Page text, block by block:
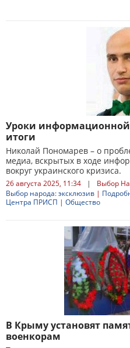
Уроки
итоги
Николай Пономарев – о
медиа, вскрытых в ходе
вокруг украинского кризиса.
26 августа 2025, 11:34 |
Выбор
Выбор народа: эксклюзив |
Центра ПРИСП | Общество
В Крыму установят
военкорам